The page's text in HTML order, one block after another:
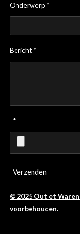
Onderwerp *
Bericht *
*
Verzenden
© 2025 Outlet
voorbehouden.